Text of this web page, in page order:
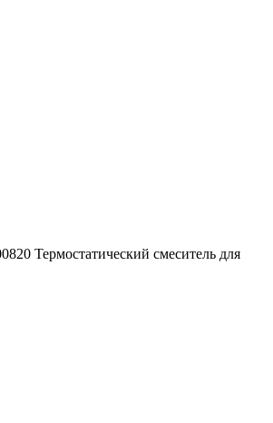
Термостатический смеситель для